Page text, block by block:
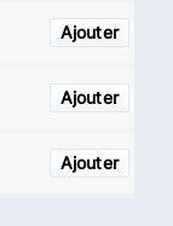
Ajouter
Ajouter
Ajouter